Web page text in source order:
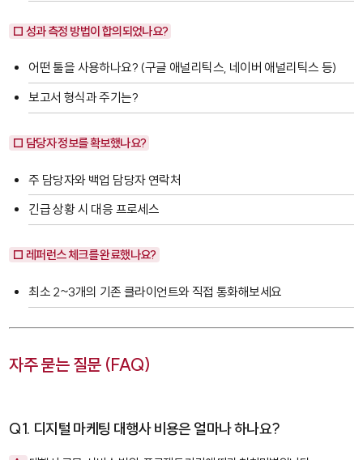
□ 성과 측정 방법이 합의되었나요?
어떤 툴을 사용하나요? (구글 애널리틱스, 네이버 애널리틱스 등)
보고서 형식과 주기는?
□ 담당자 정보를 확보했나요?
주 담당자와 백업 담당자 연락처
긴급 상황 시 대응 프로세스
□ 레퍼런스 체크를 완료했나요?
최소 2~3개의 기존 클라이언트와 직접 통화해보세요
자주 묻는 질문 (FAQ)
Q1. 디지털 마케팅 대행사 비용은 얼마나 하나요?